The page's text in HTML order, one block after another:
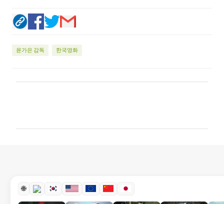
윤가은 감독 한국영화
🌐